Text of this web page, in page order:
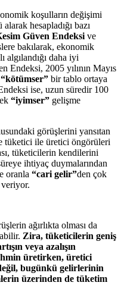
koşulların değişimi
hesapladığı bazı
Güven Endeksi ve
bakılarak, ekonomik
daha iyi
Endeksi, 2005 yılının Mayıs
“kötümser” bir tablo ortaya
ise, uzun süredir 100
“iyimser” gelişme
görüşlerini yansıtan
tüketici ile üretici öngörüleri
tüketicilerin kendilerini
ihtiyaç duymalarından
oranla “cari gelir”den çok
veriyor.
ağırlıkta olması da
Zira, tüketicilerin geniş
veya azalışın
üretirken, üretici
bugünkü gelirlerinin
üzerinden de tüketim